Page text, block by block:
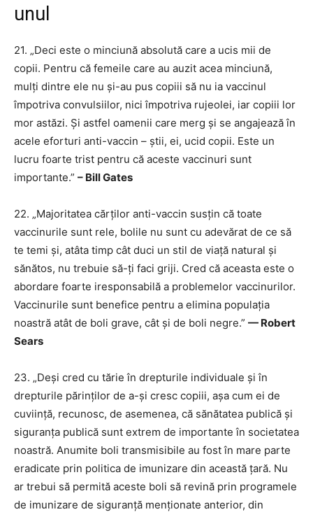
unul
21. „Deci este o minciună absolută care a ucis mii de
copii. Pentru că femeile care au auzit acea minciună,
mulți dintre ele nu și-au pus copiii să nu ia vaccinul
împotriva convulsiilor, nici împotriva rujeolei, iar copiii lor
mor astăzi. Și astfel oamenii care merg și se angajează în
acele eforturi anti-vaccin – știi, ei, ucid copii. Este un
lucru foarte trist pentru că aceste vaccinuri sunt
importante.” – Bill Gates
22. „Majoritatea cărților anti-vaccin susțin că toate
vaccinurile sunt rele, bolile nu sunt cu adevărat de ce să
te temi și, atâta timp cât duci un stil de viață natural și
sănătos, nu trebuie să-ți faci griji. Cred că aceasta este o
abordare foarte iresponsabilă a problemelor vaccinurilor.
Vaccinurile sunt benefice pentru a elimina populația
noastră atât de boli grave, cât și de boli negre.” — Robert
Sears
23. „Deși cred cu tărie în drepturile individuale și în
drepturile părinților de a-și cresc copiii, așa cum ei de
cuviință, recunosc, de asemenea, că sănătatea publică și
siguranța publică sunt extrem de importante în societatea
noastră. Anumite boli transmisibile au fost în mare parte
eradicate prin politica de imunizare din această țară. Nu
ar trebui să permită aceste boli să revină prin programele
de imunizare de siguranță menționate anterior, din